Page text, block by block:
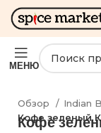
МЕНЮ
Обзор Indian
Кофе зеленый
Кофе